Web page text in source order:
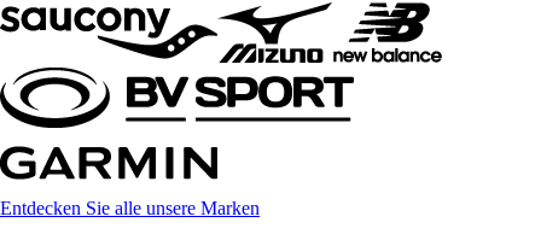
Entdecken Sie alle unsere Marken